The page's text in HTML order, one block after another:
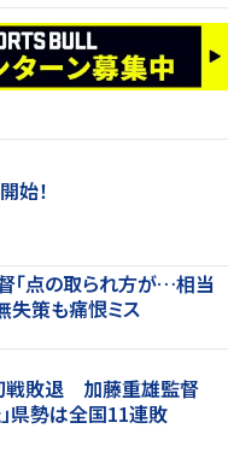
始！
督「点の取られ方が…相当
失策も痛恨ミス
戦敗退 加藤重雄監督
県勢は全国11連敗